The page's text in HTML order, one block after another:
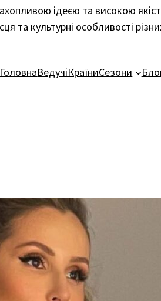
ідеєю та високою
та культурні особливості
ГоловнаВедучіКраїниСезони